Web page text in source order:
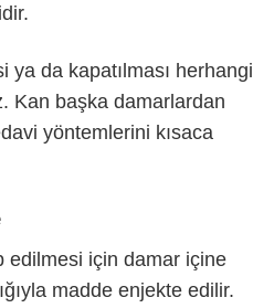
ya da kapatılması herhangi
Kan başka damarlardan
yöntemlerini kısaca
edilmesi için damar içine
madde enjekte edilir.